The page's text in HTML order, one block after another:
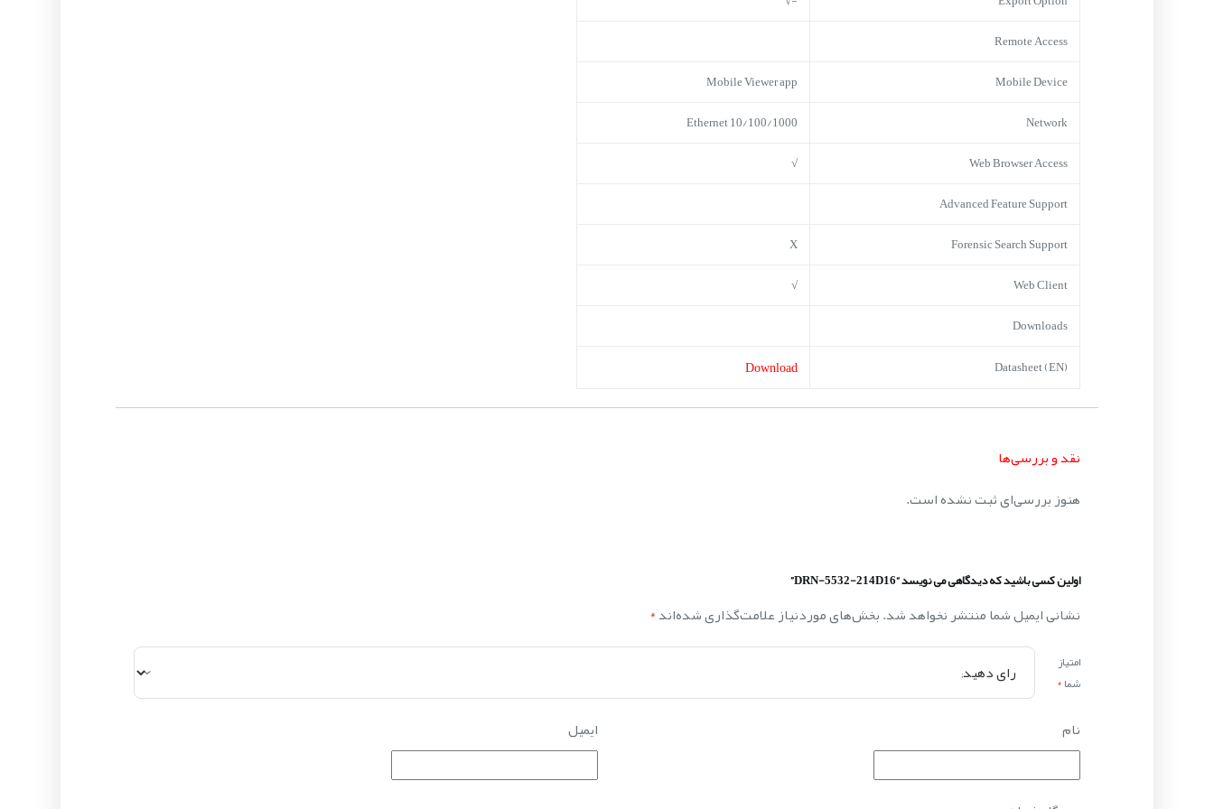
Remote Access
Mobile Device
Mobile Viewer app
Network
10/100/1000 Ethernet
Web Browser Access
√
Advanced Feature Support
Forensic Search Support
X
Web Client
√
Downloads
Datasheet (EN)
Download
نقد و بررسی‌ها
هنوز بررسی‌ای ثبت نشده است.
اولین کسی باشید که دیدگاهی می نویسد “DRN-5532-214D16”
نشانی ایمیل شما منتشر نخواهد شد.بخش‌های موردنیاز علامت‌گذاری شده‌اند*
امتیاز
شما*
نام ایمیل